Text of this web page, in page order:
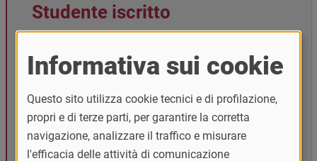
Studente iscritto
accedere a questi servizi, puoi utilizzare una delle
seguenti opzioni e autenticati con le tue
credenziali di Ateneo, username (codice fiscale) e
password:
ReteEduVPN
(permette l'accesso alla rete
Informativa sui cookie
Questo sito utilizza cookie tecnici e di profilazione,
propri e di terze parti, per garantire la corretta
navigazione, analizzare il traffico e misurare
l'efficacia delle attività di comunicazione